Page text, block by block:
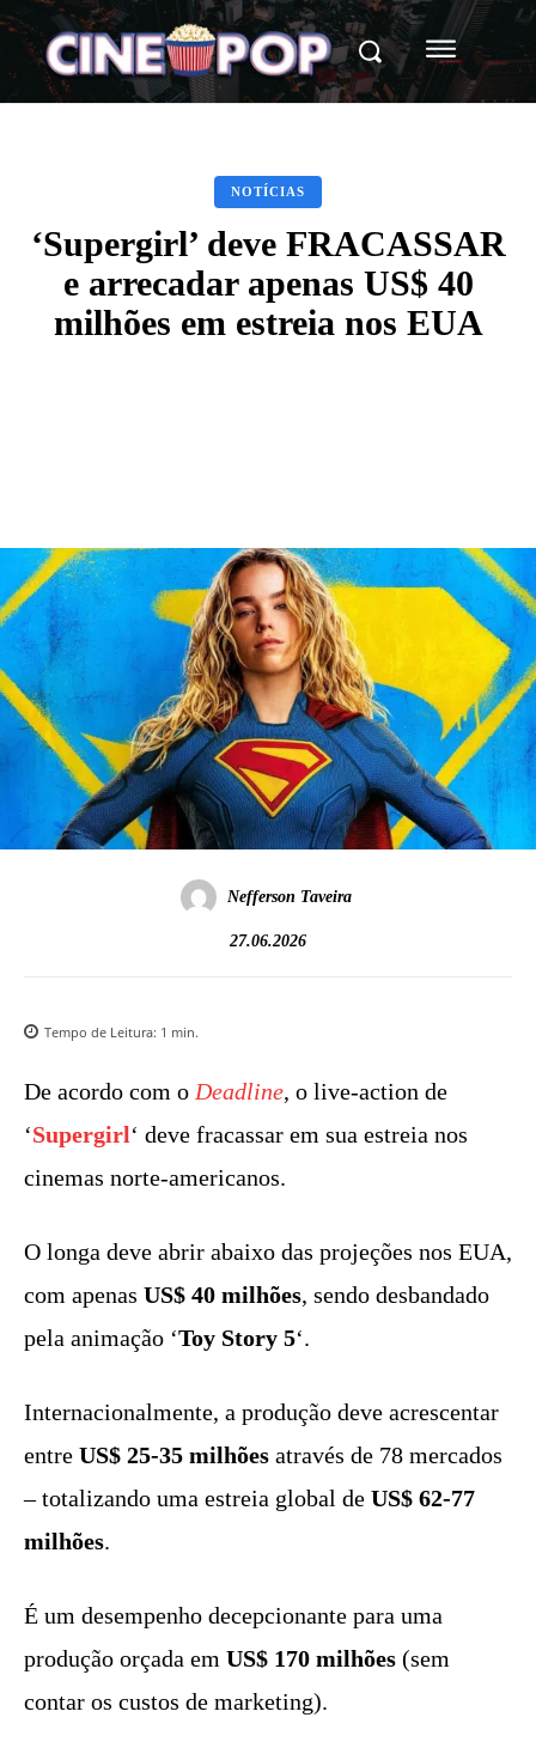
NOTÍCIAS
‘Supergirl’ deve FRACASSAR
e arrecadar apenas US$ 40
milhões em estreia nos EUA
Nefferson Taveira
27.06.2026
Tempo de Leitura: 1 min.
De acordo com o Deadline, o live-action de
‘Supergirl‘ deve fracassar em sua estreia nos
cinemas norte-americanos.
O longa deve abrir abaixo das projeções nos EUA,
com apenas US$ 40 milhões, sendo desbandado
pela animação ‘Toy Story 5‘.
Internacionalmente, a produção deve acrescentar
entre US$ 25-35 milhões através de 78 mercados
– totalizando uma estreia global de US$ 62-77
milhões.
É um desempenho decepcionante para uma
produção orçada em US$ 170 milhões (sem
contar os custos de marketing).